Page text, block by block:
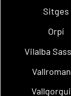
Sitges
Orpí
Vilalba